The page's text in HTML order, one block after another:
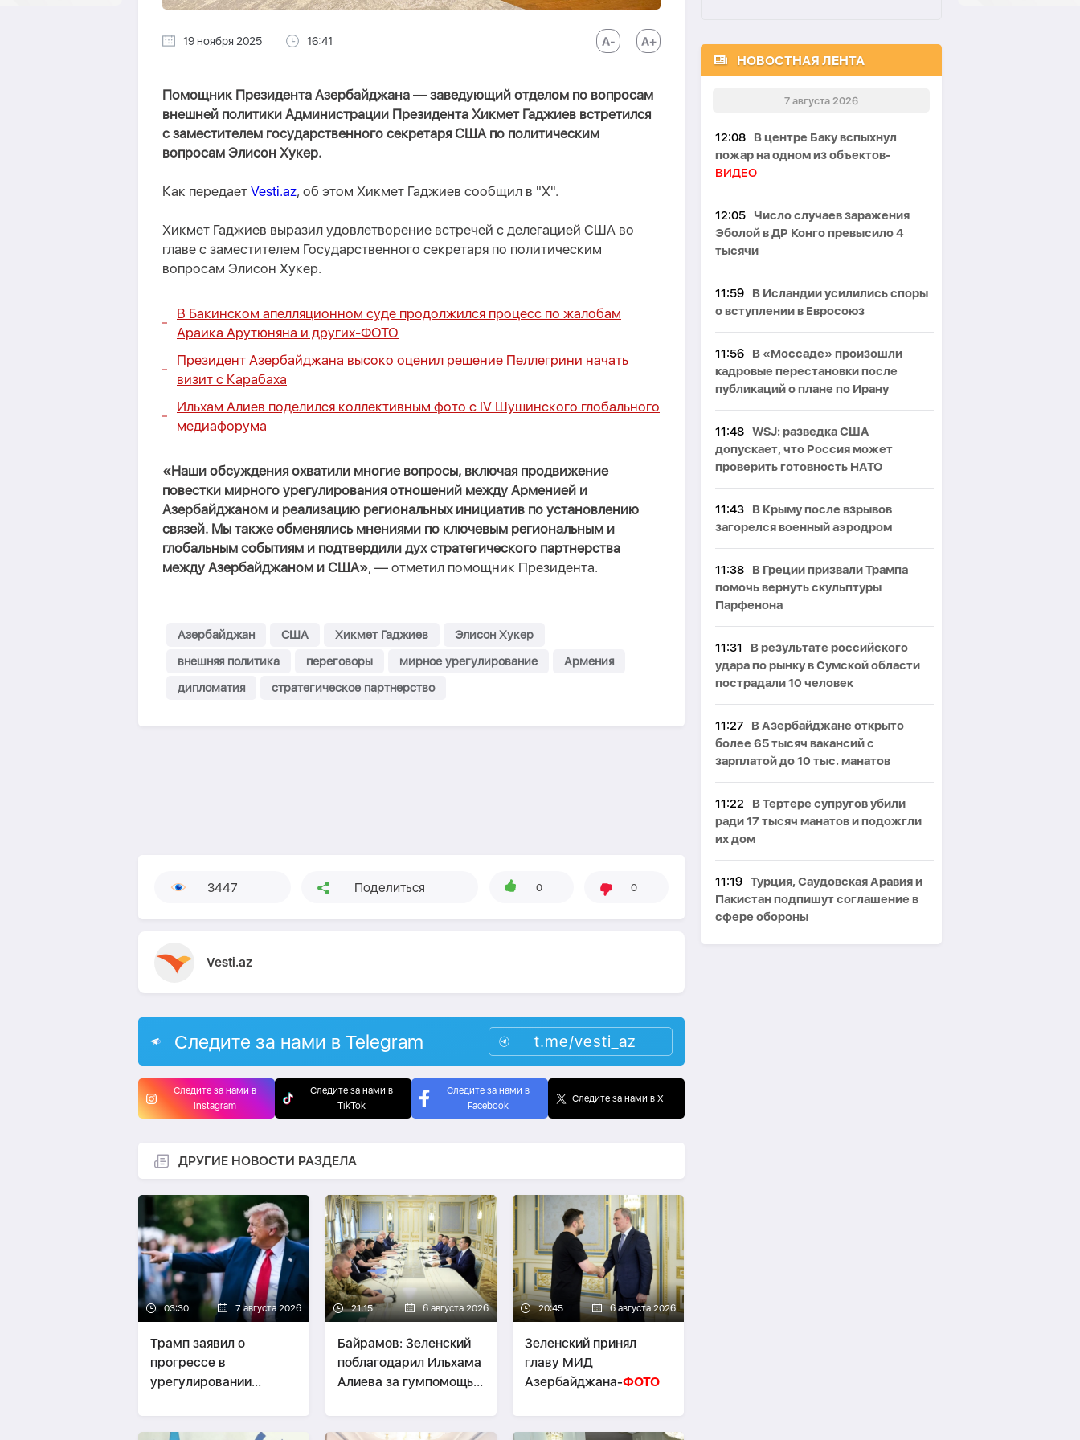
19 ноября 2025 16:41
Помощник Президента Азербайджана — заведующий отделом по вопросам
внешней политики Администрации Президента Хикмет Гаджиев встретился
с заместителем государственного секретаря США по политическим
вопросам Элисон Хукер.
Как передает Vesti.az, об этом Хикмет Гаджиев сообщил в "Х".
Хикмет Гаджиев выразил удовлетворение встречей с делегацией США во
главе с заместителем Государственного секретаря по политическим
вопросам Элисон Хукер.
В Бакинском апелляционном суде продолжился процесс по жалобам
Араика Арутюняна и других-ФОТО
Президент Азербайджана высоко оценил решение Пеллегрини начать
визит с Карабаха
Ильхам Алиев поделился коллективным фото с IV Шушинского глобального
медиафорума
«Наши обсуждения охватили многие вопросы, включая продвижение
повестки мирного урегулирования отношений между Арменией и
Азербайджаном и реализацию региональных инициатив по установлению
связей. Мы также обменялись мнениями по ключевым региональным и
глобальным событиям и подтвердили дух стратегического партнерства
между Азербайджаном и США», — отметил помощник Президента.
Азербайджан США Хикмет Гаджиев
Элисон Хукер
внешняя политика
переговоры мирное урегулирование
Армения
дипломатия
стратегическое партнерство
3447 Поделиться 0 0
Vesti.az
Следите за нами в Telegram t.me/vesti_az
Следите за нами в
Instagram
Следите за нами в
TikTok
Следите за нами в
Facebook
Следите за нами в X
ДРУГИЕ НОВОСТИ РАЗДЕЛА
03:30 7 августа 2026
Трамп заявил о
прогрессе в
урегулировании
Украиной
21:15 6 августа 2026
Байрамов: Зеленский
поблагодарил Ильхама
Алиева за гумпомощь
20:45 6 августа 2026
Зеленский принял
главу МИД
Азербайджана-ФОТО
НОВОСТНАЯ ЛЕНТА
7 августа 2026
12:08
В центре Баку вспыхнул
пожар на одном из объектов-
ВИДЕО
12:05
Число случаев заражения
Эболой в ДР Конго превысило 4
тысячи
11:59
В Исландии усилились споры
о вступлении в Евросоюз
11:56
В «Моссаде» произошли
кадровые перестановки после
публикаций о плане по Ирану
11:48 WSJ: разведка США
допускает, что Россия может
проверить готовность НАТО
11:43
В Крыму после взрывов
загорелся военный аэродром
11:38
В Греции призвали Трампа
помочь вернуть скульптуры
Парфенона
11:31
В результате российского
удара по рынку в Сумской области
пострадали 10 человек
11:27
В Азербайджане открыто
более 65 тысяч вакансий с
зарплатой до 10 тыс. манатов
11:22
В Тертере супругов убили
ради 17 тысяч манатов и подожгли
их дом
11:19 Турция, Саудовская Аравия и
Пакистан подпишут соглашение в
сфере обороны